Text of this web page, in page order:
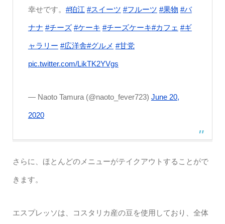
幸せです。 #狛江 #スイーツ #フルーツ #果物 #バ
ナナ #チーズ #ケーキ #チーズケーキ#カフェ #ギ
ャラリー #広洋舎#グルメ #甘党
pic.twitter.com/LikTK2YVgs
— Naoto Tamura (@naoto_fever723) June 20,
2020
さらに、ほとんどのメニューがテイクアウトすることがで
きます。
エスプレッソは、コスタリカ産の豆を使用しており、全体